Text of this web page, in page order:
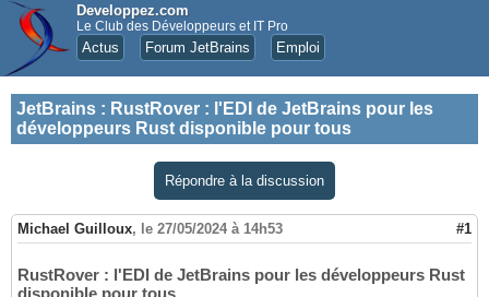
Developpez.com
Le Club des Développeurs et IT Pro
Actus Forum JetBrains Emploi
JetBrains : RustRover : l'EDI de JetBrains pour les
développeurs Rust disponible pour tous
Répondre à la discussion
Michael Guilloux, le 27/05/2024 à 14h53 #1
RustRover : l'EDI de JetBrains pour les développeurs Rust